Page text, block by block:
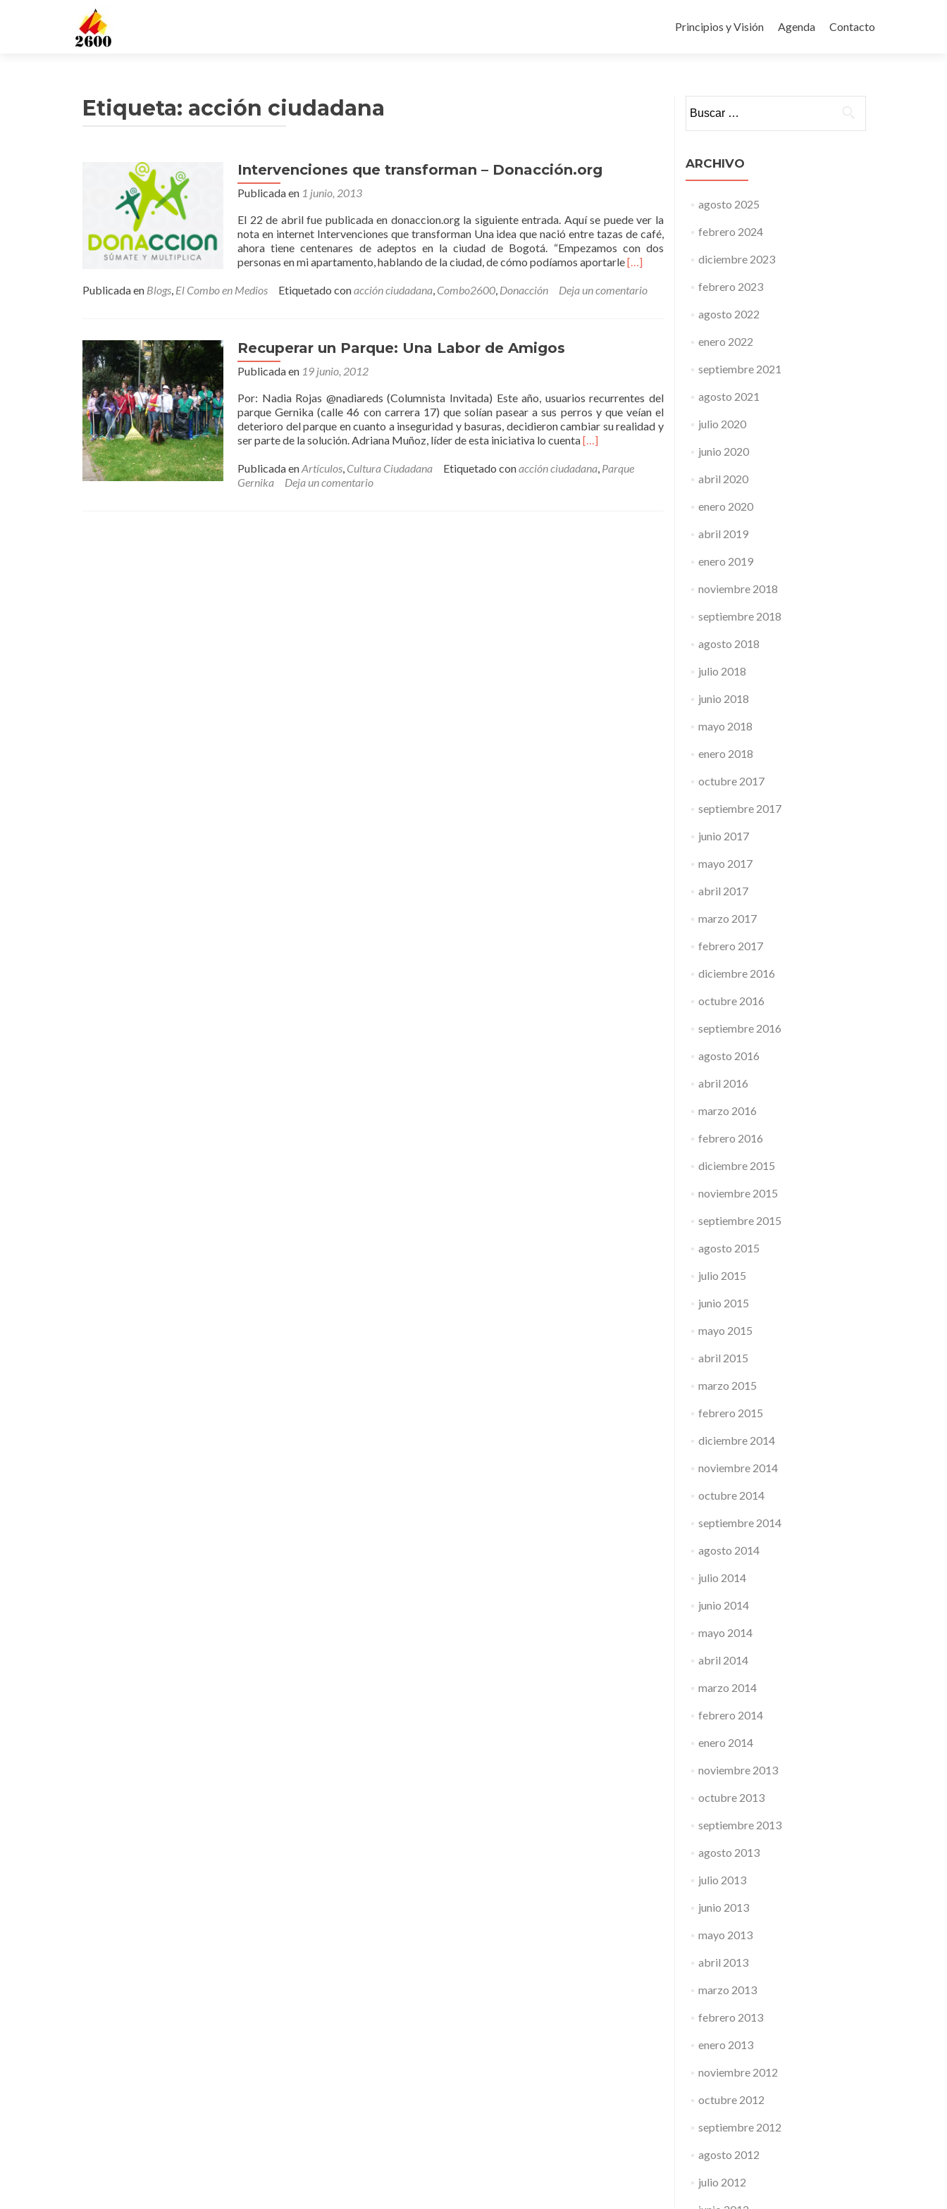
al
Principios y Visión Agenda Contacto
Etiqueta: acción ciudadana
Intervenciones que transforman – Donacción.org
Publicada en 1 junio, 2013
El 22 de abril fue publicada en donaccion.org la siguiente entrada. Aquí se puede ver la
nota en internet Intervenciones que transforman Una idea que nació entre tazas de café,
ahora tiene centenares de adeptos en la ciudad de Bogotá. “Empezamos con dos
personas en mi apartamento, hablando de la ciudad, de cómo podíamos aportarleLeer
que
[…]
Publicada en Blogs, El Combo en Medios Etiquetado conacción ciudadana, Combo2600, Donacción Deja un comentario
Recuperar un Parque: Una Labor de Amigos
Publicada en 19 junio, 2012
Por: Nadia Rojas @nadiareds (Columnista Invitada) Este año, usuarios recurrentes del
parque Gernika (calle 46 con carrera 17) que solían pasear a sus perros y que veían el
deterioro del parque en cuanto a inseguridad y basuras, decidieron cambiar su realidad y
ser parte de la solución. Adriana Muñoz, líder de esta iniciativa lo cuentaLeer
un
[…]
Publicada enArtículos, Cultura Ciudadana Etiquetado conacción ciudadana, Parque
Gernika
Deja un comentario
ARCHIVO
agosto 2025
febrero 2024
diciembre 2023
febrero 2023
agosto 2022
enero 2022
septiembre 2021
agosto 2021
julio 2020
junio 2020
abril 2020
enero 2020
abril 2019
enero 2019
noviembre 2018
septiembre 2018
agosto 2018
julio 2018
junio 2018
mayo 2018
enero 2018
octubre 2017
septiembre 2017
junio 2017
mayo 2017
abril 2017
marzo 2017
febrero 2017
diciembre 2016
octubre 2016
septiembre 2016
agosto 2016
abril 2016
marzo 2016
febrero 2016
diciembre 2015
noviembre 2015
septiembre 2015
agosto 2015
julio 2015
junio 2015
mayo 2015
abril 2015
marzo 2015
febrero 2015
diciembre 2014
noviembre 2014
octubre 2014
septiembre 2014
agosto 2014
julio 2014
junio 2014
mayo 2014
abril 2014
marzo 2014
febrero 2014
enero 2014
noviembre 2013
octubre 2013
septiembre 2013
agosto 2013
julio 2013
junio 2013
mayo 2013
abril 2013
marzo 2013
febrero 2013
enero 2013
noviembre 2012
octubre 2012
septiembre 2012
agosto 2012
julio 2012